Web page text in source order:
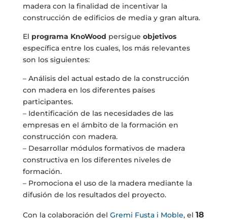
madera con la finalidad de incentivar la
construcción de edificios de media y gran altura.
El programa KnoWood persigue objetivos
específica entre los cuales, los más relevantes
son los siguientes:
– Análisis del actual estado de la construcción
con madera en los diferentes países
participantes.
– Identificación de las necesidades de las
empresas en el ámbito de la formación en
construcción con madera.
– Desarrollar módulos formativos de madera
constructiva en los diferentes niveles de
formación.
– Promociona el uso de la madera mediante la
difusión de los resultados del proyecto.
Con la colaboración del Gremi Fusta i Moble, el 18